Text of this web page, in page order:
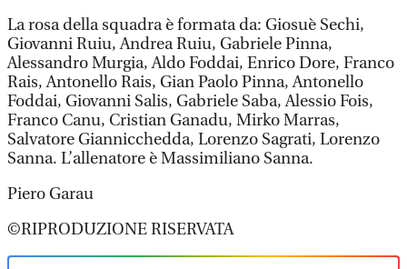
La rosa della squadra è formata da: Giosuè Sechi,
Giovanni Ruiu, Andrea Ruiu, Gabriele Pinna,
Alessandro Murgia, Aldo Foddai, Enrico Dore, Franco
Rais, Antonello Rais, Gian Paolo Pinna, Antonello
Foddai, Giovanni Salis, Gabriele Saba, Alessio Fois,
Franco Canu, Cristian Ganadu, Mirko Marras,
Salvatore Giannicchedda, Lorenzo Sagrati, Lorenzo
Sanna. L’allenatore è Massimiliano Sanna.
Piero Garau
©RIPRODUZIONE RISERVATA